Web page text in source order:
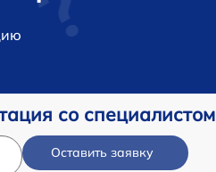
со специалистом
Оставить заявку